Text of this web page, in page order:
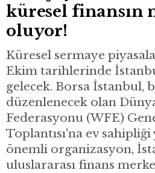
küresel finansın
oluyor!
Küresel sermaye
Ekim tarihlerinde
gelecek. Borsa İstanbul,
düzenlenecek olan
Federasyonu (WFE)
Toplantısı'na ev sahipliği
önemli organizasyon,
uluslararası finans